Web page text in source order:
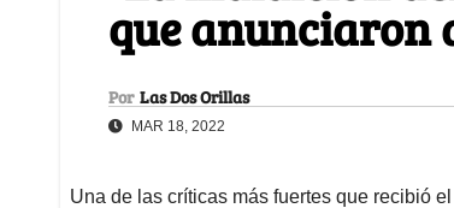
que anunciaron
Por Las Dos Orillas
MAR 18, 2022
Una de las críticas más fuertes que recibió